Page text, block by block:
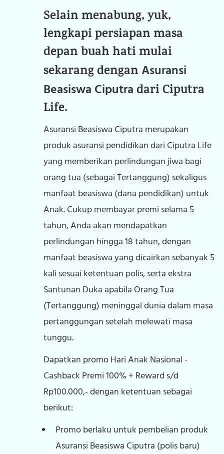
Selain menabung, yuk,
lengkapi persiapan masa
depan buah hati mulai
sekarang denganAsuransi
Beasiswa Ciputradari Ciputra
Life.
Asuransi Beasiswa Ciputra merupakan
produk asuransi pendidikan dari Ciputra Life
yang memberikan perlindungan jiwa bagi
orang tua (sebagai Tertanggung) sekaligus
manfaat beasiswa (dana pendidikan) untuk
Anak. Cukup membayar premi selama 5
tahun, Anda akan mendapatkan
perlindungan hingga 18 tahun, dengan
manfaat beasiswa yang dicairkan sebanyak 5
kali sesuai ketentuan polis, serta ekstra
Santunan Duka apabila Orang Tua
(Tertanggung) meninggal dunia dalam masa
pertanggungan setelah melewati masa
tunggu.
Dapatkan promo Hari Anak Nasional -
Cashback Premi 100% + Reward s/d
Rp100.000,- dengan ketentuan sebagai
berikut:
Promo berlaku untuk pembelian produk
Asuransi Beasiswa Ciputra (polis baru)